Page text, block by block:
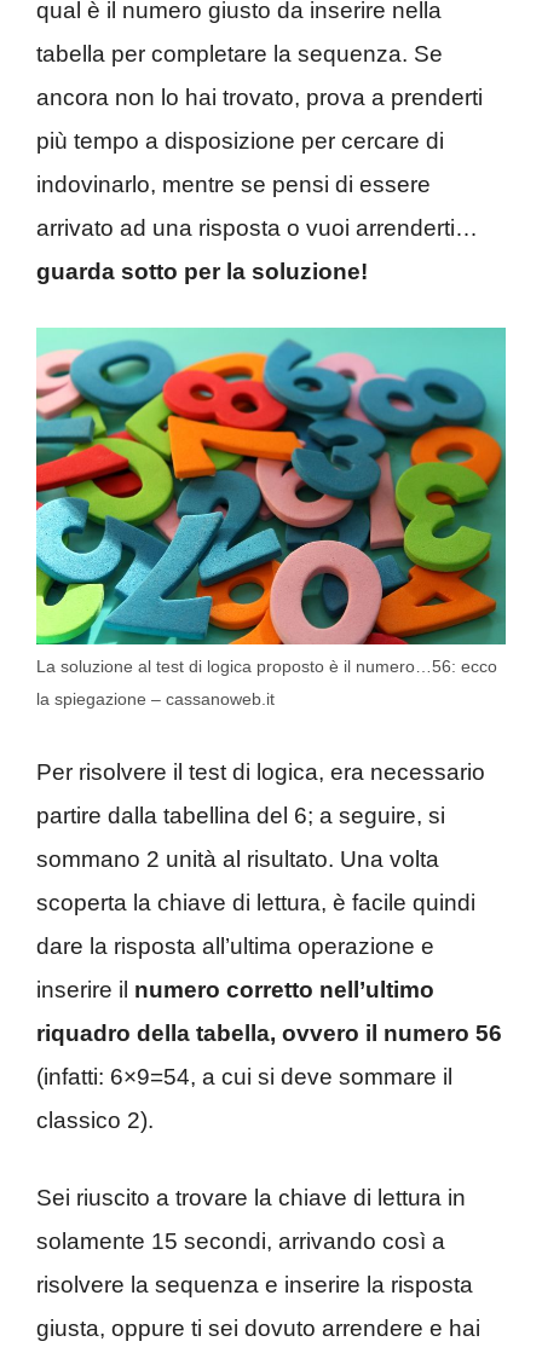
qual è il numero giusto da inserire nella
tabella per completare la sequenza. Se
ancora non lo hai trovato, prova a prenderti
più tempo a disposizione per cercare di
indovinarlo, mentre se pensi di essere
arrivato ad una risposta o vuoi arrenderti…
guarda sotto per la soluzione!
La soluzione al test di logica proposto è il numero…56: ecco
la spiegazione – cassanoweb.it
Per risolvere il test di logica, era necessario
partire dalla tabellina del 6; a seguire, si
sommano 2 unità al risultato. Una volta
scoperta la chiave di lettura, è facile quindi
dare la risposta all’ultima operazione e
inserire il numero corretto nell’ultimo
riquadro della tabella, ovvero il numero 56
(infatti: 6×9=54, a cui si deve sommare il
classico 2).
Sei riuscito a trovare la chiave di lettura in
solamente 15 secondi, arrivando così a
risolvere la sequenza e inserire la risposta
giusta, oppure ti sei dovuto arrendere e hai